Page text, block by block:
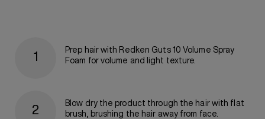
Prep hair with Redken Guts 10 Volume Spray
Foam for volume and light texture.
Blow dry the product through the hair with flat
brush, brushing the hair away from face.